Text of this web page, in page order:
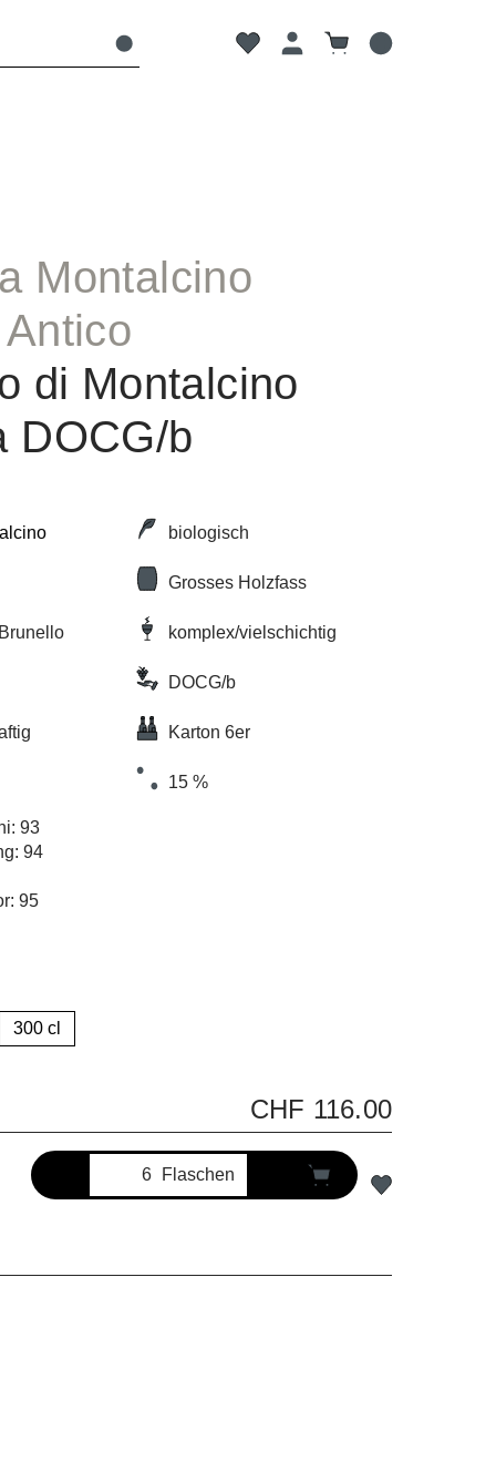
Montalcino
di Montalcino
DOCG/b
biologisch
Grosses Holzfass
komplex/vielschichtig
DOCG/b
Karton 6er
15 %
93
94
95
300 cl
CHF 116.00
Flaschen